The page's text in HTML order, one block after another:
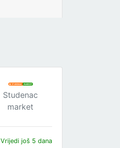
Studenac
market
Vrijedi još 5 dana